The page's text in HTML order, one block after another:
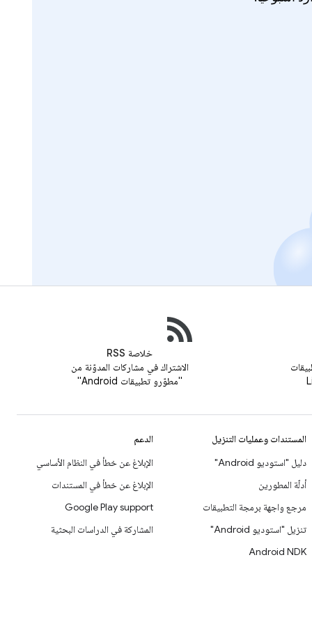
خلاصة RSS
الاشتراك في مشاركات المدوّنة من
"مطوّرو تطبيقات Android"
المستندات وعمليات التنزيل
دليل "استوديو Android"
أدلّة المطورين
مرجع واجهة برمجة التطبيقات
تنزيل "استوديو Android"
Android NDK
الدعم
الإبلاغ عن خطأ في النظام الأساسي
الإبلاغ عن خطأ في المستندات
Google Play support
المشاركة في الدراسات البحثية